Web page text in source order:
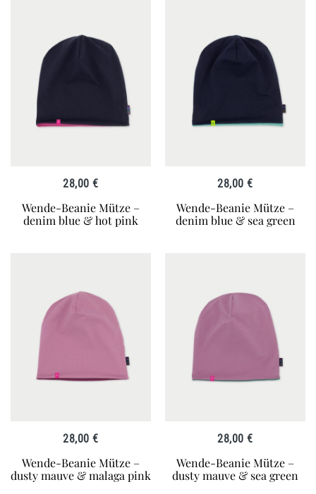
28,00€
Wende-Beanie Mütze –
denim blue & hot pink
28,00€
Wende-Beanie Mütze –
denim blue & sea green
28,00€
Wende-Beanie Mütze –
dusty mauve & malaga pink
28,00€
Wende-Beanie Mütze –
dusty mauve & sea green